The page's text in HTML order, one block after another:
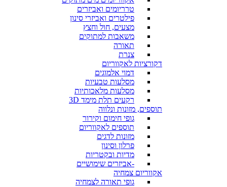
טרריומים ואביזרים
פילטרים ואביזרי סינון
מצעים, חול וחצץ
משאבות למתוקים
תאורה
צנרת
דקורציות לאקווריום
דמוי אלמוגים
מסלעות טבעיות
מסלעות מלאכותיות
רקעים תלת מימד 3D
תוספים, מזונות ונלווה
גופי חימום וקירור
תוספים לאקווריום
מזונות לדגים
פרלון וסינון
מדיות ובקטריות
-אביזרים שימושיים
אקווריום צמחיה
גופי תאורה לצמחיה